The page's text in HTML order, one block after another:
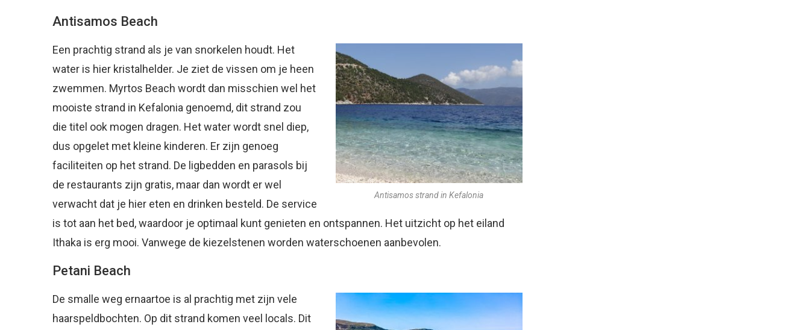
Antisamos Beach
Antisamos strand in Kefalonia
Een prachtig strand als je van snorkelen houdt. Het
water is hier kristalhelder. Je ziet de vissen om je heen
zwemmen. Myrtos Beach wordt dan misschien wel het
mooiste strand in Kefalonia genoemd, dit strand zou
die titel ook mogen dragen. Het water wordt snel diep,
dus opgelet met kleine kinderen. Er zijn genoeg
faciliteiten op het strand. De ligbedden en parasols bij
de restaurants zijn gratis, maar dan wordt er wel
verwacht dat je hier eten en drinken besteld. De service
is tot aan het bed, waardoor je optimaal kunt genieten en ontspannen. Het uitzicht op het eiland
Ithaka is erg mooi. Vanwege de kiezelstenen worden waterschoenen aanbevolen.
Petani Beach
De smalle weg ernaartoe is al prachtig met zijn vele
haarspeldbochten. Op dit strand komen veel locals. Dit